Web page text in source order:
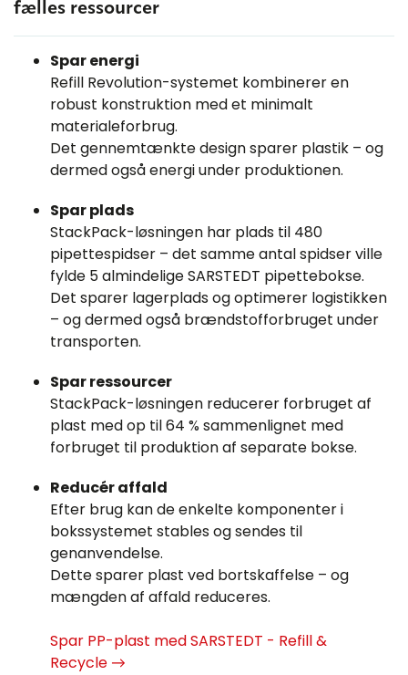
fælles ressourcer
Spar energi
Refill Revolution-systemet kombinerer en
robust konstruktion med et minimalt
materialeforbrug.
Det gennemtænkte design sparer plastik – og
dermed også energi under produktionen.
Spar plads
StackPack-løsningen har plads til 480
pipettespidser – det samme antal spidser ville
fylde 5 almindelige SARSTEDT pipettebokse.
Det sparer lagerplads og optimerer logistikken
– og dermed også brændstofforbruget under
transporten.
Spar ressourcer
StackPack-løsningen reducerer forbruget af
plast med op til 64 % sammenlignet med
forbruget til produktion af separate bokse.
Reducér affald
Efter brug kan de enkelte komponenter i
bokssystemet stables og sendes til
genanvendelse.
Dette sparer plast ved bortskaffelse – og
mængden af ​​affald reduceres.
Spar PP-plast med SARSTEDT - Refill &
Recycle →